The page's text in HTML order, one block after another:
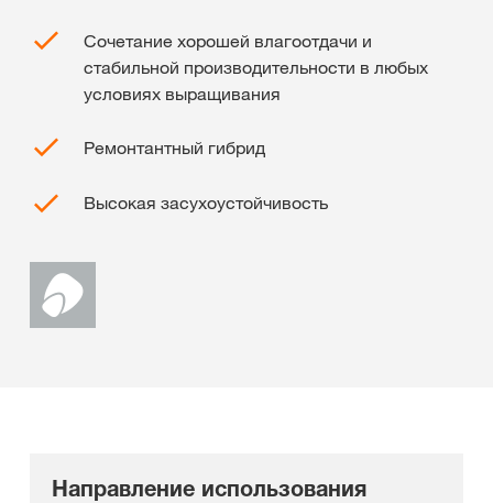
Сочетание хорошей влагоотдачи и
стабильной производительности в любых
условиях выращивания
Ремонтантный гибрид
Высокая засухоустойчивость
Направление использования